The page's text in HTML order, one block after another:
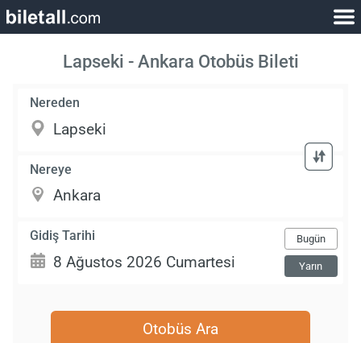
Lapseki - Ankara Otobüs Bileti
Nereden
Nereye
Gidiş Tarihi Bugün
Yarın
Otobüs Ara